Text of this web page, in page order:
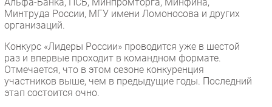
Минтруда России, МГУ имени Ломоносова и других
организаций.
Конкурс «Лидеры России» проводится уже в шестой
раз и впервые проходит в командном формате.
Отмечается, что в этом сезоне конкуренция
участников выше, чем в предыдущие годы. Последний
этап состоится очно.